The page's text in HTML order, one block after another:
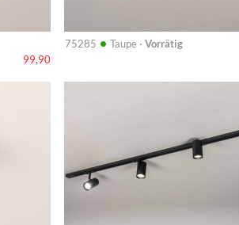
99,90
75285 • Taupe · Vorrätig
Info